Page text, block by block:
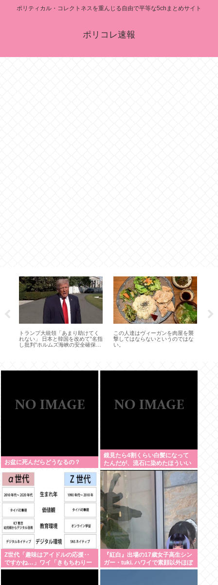
ポリティカル・コレクトネスを重んじる自由で平等な5chまとめサイト
ポリコレ速報
トランプ大統領「あまり助けてく
れない」 日本と韓国を改めて”名指
し批判”ホルムズ海峡の安全確保め
この人達はヴィーガンを肉屋を襲
撃してはならないというのではな
い。
お盆に死んだらどうなるの？
鏡見たら4割くらい白髪になって
たんだが、流石に染めたほういい
の ？半分おじいちゃんでドン引き
したわ
Z世代「趣味はアイドルの応援‥
ですかね…」ワイ「きもちわりー
www」
『紅白』出場の17歳女子高生シン
ガー・tuki. ハワイで素顔以外ほぼ
全部出し 「隠しきれない美貌」と